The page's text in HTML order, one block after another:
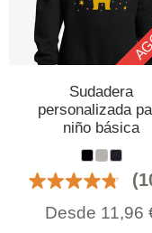
Sudadera
personalizada
niño básica
Desde 11,96